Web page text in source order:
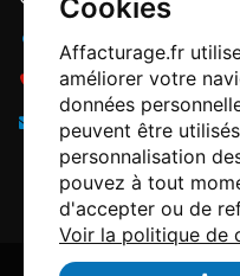
Cookies
Affacturage.fr
améliorer votre
données
peuvent être
personnalisation
pouvez à tout
d'accepter ou de
Voir la politique de
Adresse :
12 Quai
Téléphone :0184218540